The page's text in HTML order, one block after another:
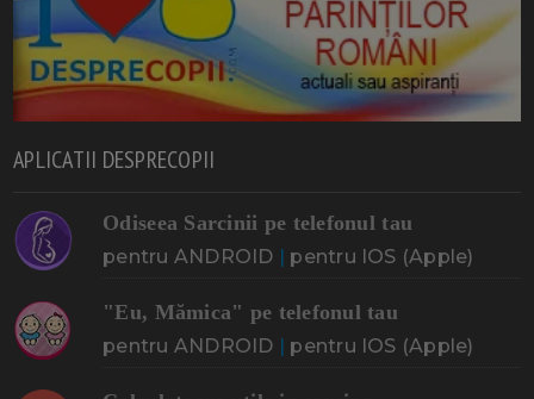
APLICATII DESPRECOPII
Odiseea Sarcinii pe telefonul tau
pentru ANDROID | pentru IOS (Apple)
"Eu, Mămica" pe telefonul tau
pentru ANDROID | pentru IOS (Apple)